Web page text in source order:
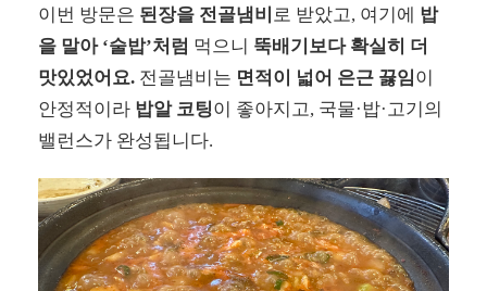
이번 방문은 된장을 전골냄비 로 받았고, 여기에 밥
을 말아 ‘술밥’처럼 먹으니 뚝배기보다 확실히 더
맛있었어요. 전골냄비는 면적이 넓어 은근 끓임이
안정적이라 밥알 코팅이 좋아지고, 국물·밥·고기의
밸런스가 완성됩니다.